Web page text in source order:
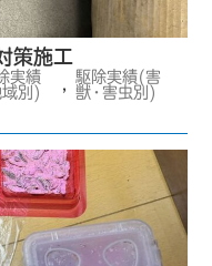
策施工
実績
別)
駆除実績(害
獣・害虫別)